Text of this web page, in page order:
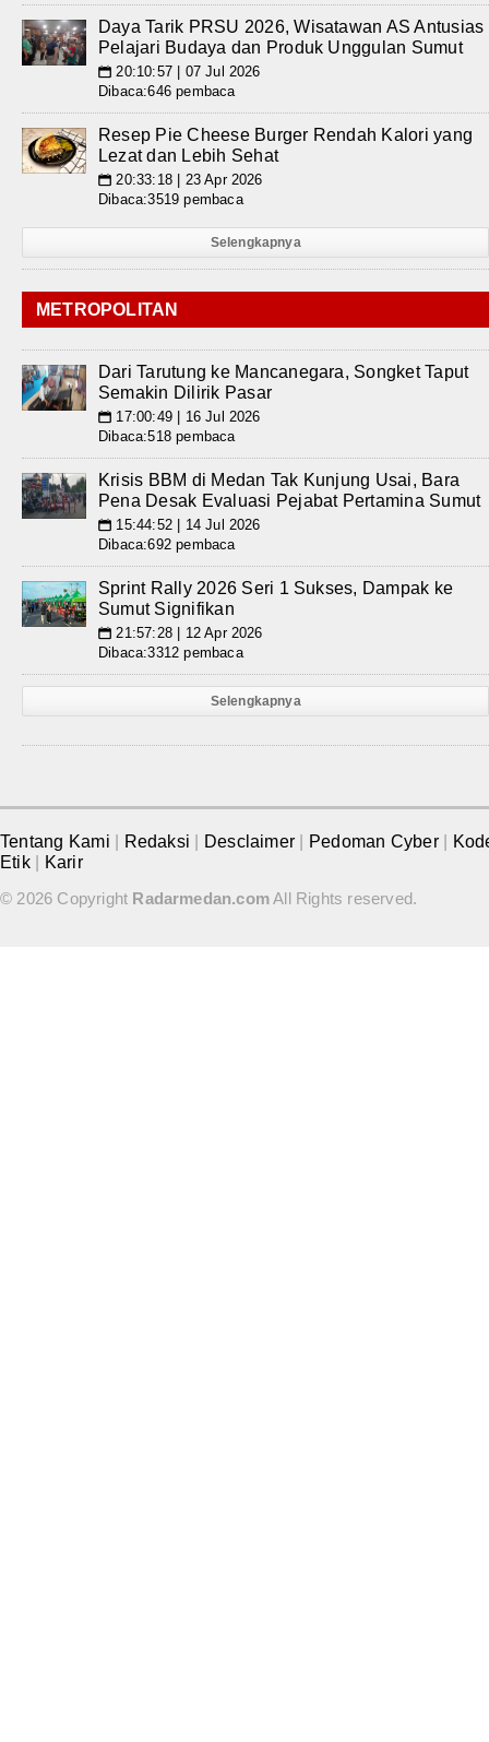
Daya Tarik PRSU 2026, Wisatawan AS Antusias
Pelajari Budaya dan Produk Unggulan Sumut
📅 20:10:57 | 07 Jul 2026
Dibaca:646 pembaca
Resep Pie Cheese Burger Rendah Kalori yang
Lezat dan Lebih Sehat
📅 20:33:18 | 23 Apr 2026
Dibaca:3519 pembaca
Selengkapnya
METROPOLITAN
Dari Tarutung ke Mancanegara, Songket Taput
Semakin Dilirik Pasar
📅 17:00:49 | 16 Jul 2026
Dibaca:518 pembaca
Krisis BBM di Medan Tak Kunjung Usai, Bara
Pena Desak Evaluasi Pejabat Pertamina Sumut
📅 15:44:52 | 14 Jul 2026
Dibaca:692 pembaca
Sprint Rally 2026 Seri 1 Sukses, Dampak ke
Sumut Signifikan
📅 21:57:28 | 12 Apr 2026
Dibaca:3312 pembaca
Selengkapnya
Tentang Kami Redaksi Desclaimer Pedoman Cyber
Etik
Karir
© 2026 Copyright Radarmedan.comAll Rights reserved.